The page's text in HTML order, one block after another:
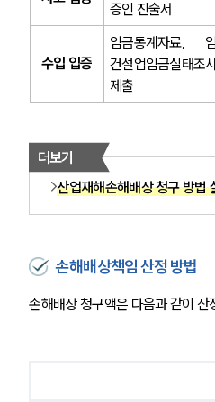
증인 진술서
수입 입증
임금통계자료, 임
건설업임금실태조
제출
더보기
산업재해손해배상 청구 방법
손해배상책임 산정 방법
손해배상 청구액은 다음과 같이 산